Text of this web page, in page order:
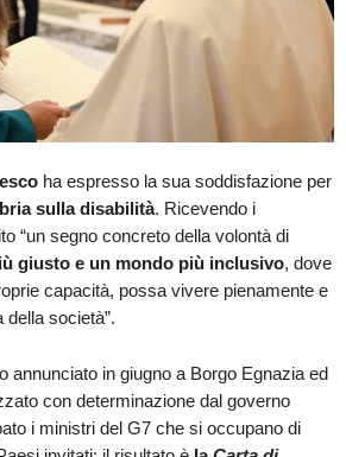
ha espresso la sua soddisfazione per
sulla disabilità. Ricevendo i
“un segno concreto della volontà di
giusto e un mondo più inclusivo, dove
capacità, possa vivere pienamente e
società”.
annunciato in giugno a Borgo Egnazia ed
con determinazione dal governo
i ministri del G7 che si occupano di